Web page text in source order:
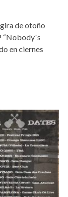
de otoño
“Nobody´s
en ciernes